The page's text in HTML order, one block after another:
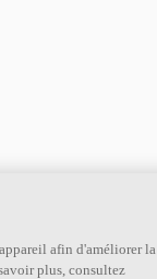
afin d'améliorer la
plus, consultez